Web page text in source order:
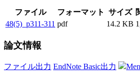
ファイル フォーマット サイズ
48(5)_p311-311 pdf 14.2 KB
論文情報
ファイル出力 EndNote Basic出力